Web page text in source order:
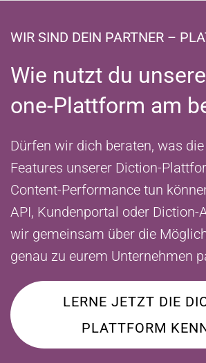
WIR SIND DEIN PARTNER –
Wie nutzt du
one-Plattform am
Dürfen wir dich beraten, was
Features unserer Diction-
Content-Performance tun
API, Kundenportal oder Diction-
wir gemeinsam über die
genau zu eurem Unternehmen
LERNE JETZT DIE
PLATTFORM